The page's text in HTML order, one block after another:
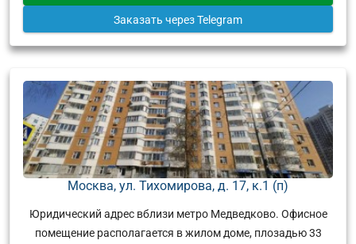
Заказать через Telegram
Москва, ул. Тихомирова, д. 17, к.1 (п)
Юридический адрес вблизи метро Медведково. Офисное
помещение располагается в жилом доме, плозадью 33